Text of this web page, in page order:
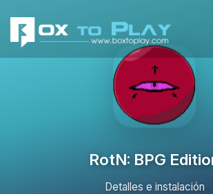
RotN: BPG
Detalles e instalación